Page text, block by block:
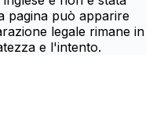
pagina può apparire
legale rimane in
e l'intento.